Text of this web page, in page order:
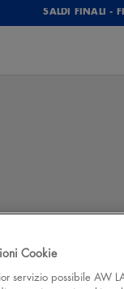
SALDI FINALI -
Cookie
servizio possibile AW